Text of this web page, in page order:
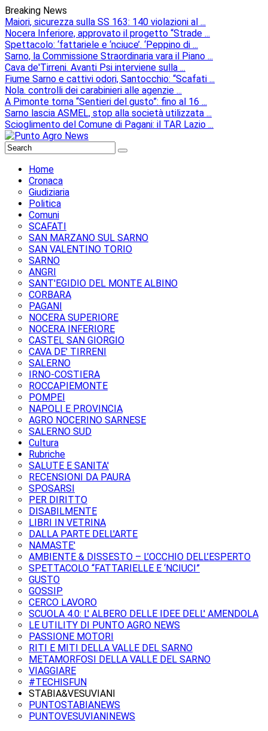
Breaking News
Maiori, sicurezza sulla SS 163: 140 violazioni al ...
Nocera Inferiore, approvato il progetto “Strade ...
Spettacolo: ‘fattariele e ‘nciuce’. ‘Peppino di ...
Sarno, la Commissione Straordinaria vara il Piano ...
Cava de'Tirreni. Avanti Psi interviene sulla ...
Fiume Sarno e cattivi odori, Santocchio: “Scafati ...
Nola. controlli dei carabinieri alle agenzie ...
A Pimonte torna “Sentieri del gusto”: fino al 16 ...
Sarno lascia ASMEL, stop alla società utilizzata ...
Scioglimento del Comune di Pagani: il TAR Lazio ...
Home
Cronaca
Giudiziaria
Politica
Comuni
SCAFATI
SAN MARZANO SUL SARNO
SAN VALENTINO TORIO
SARNO
ANGRI
SANT'EGIDIO DEL MONTE ALBINO
CORBARA
PAGANI
NOCERA SUPERIORE
NOCERA INFERIORE
CASTEL SAN GIORGIO
CAVA DE' TIRRENI
SALERNO
IRNO-COSTIERA
ROCCAPIEMONTE
POMPEI
NAPOLI E PROVINCIA
AGRO NOCERINO SARNESE
SALERNO SUD
Cultura
Rubriche
SALUTE E SANITA'
RECENSIONI DA PAURA
SPOSARSI
PER DIRITTO
DISABILMENTE
LIBRI IN VETRINA
DALLA PARTE DELL'ARTE
NAMASTE'
AMBIENTE & DISSESTO – L’OCCHIO DELL’ESPERTO
SPETTACOLO “FATTARIELLE E ‘NCIUCI”
GUSTO
GOSSIP
CERCO LAVORO
SCUOLA 4.0: L' ALBERO DELLE IDEE DELL' AMENDOLA
LE UTILITY DI PUNTO AGRO NEWS
PASSIONE MOTORI
RITI E MITI DELLA VALLE DEL SARNO
METAMORFOSI DELLA VALLE DEL SARNO
VIAGGIARE
#TECHISFUN
STABIA&VESUVIANI
PUNTOSTABIANEWS
PUNTOVESUVIANINEWS